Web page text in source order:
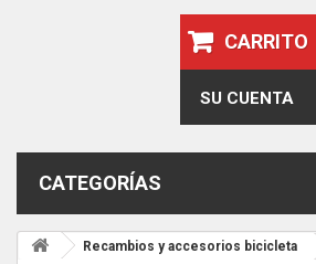
CARRITO
SU CUENTA
CATEGORÍAS
Recambios y accesorios bicicleta